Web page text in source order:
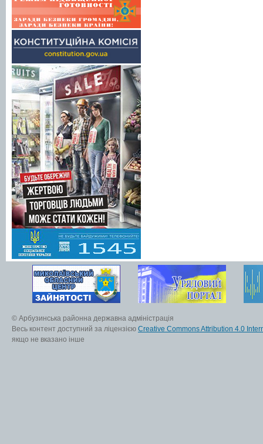
© Арбузинська районна державна адміністрація
Весь контент доступний за ліцензією Creative Commons Attribution 4.0
якщо не вказано інше